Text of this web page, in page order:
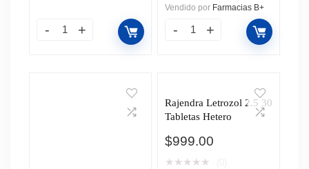
era:
$13,908.96.
es:
$11,949.00.
Vendido por Farmacias B+
Rajendra Letrozol 2.5 30
Tabletas Hetero
$999.00
★ ★ ★ ★ ★